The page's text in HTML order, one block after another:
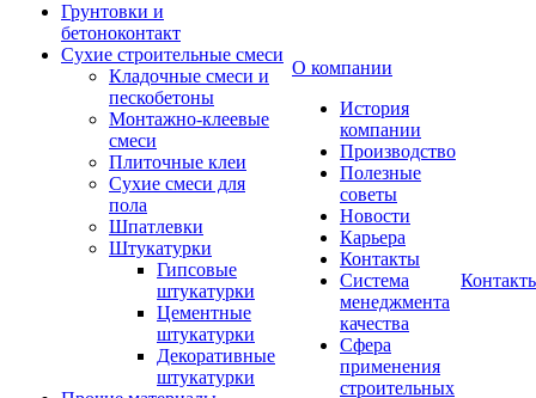
Грунтовки и
бетоноконтакт
Сухие строительные смеси
Кладочные смеси и
пескобетоны
Монтажно-клеевые
смеси
Плиточные клеи
Сухие смеси для
пола
Шпатлевки
Штукатурки
Гипсовые
штукатурки
Цементные
штукатурки
Декоративные
штукатурки
О компании
История
компании
Производство
Полезные
советы
Новости
Карьера
Контакты
Система
менеджмента
качества
Сфера
применения
строительных